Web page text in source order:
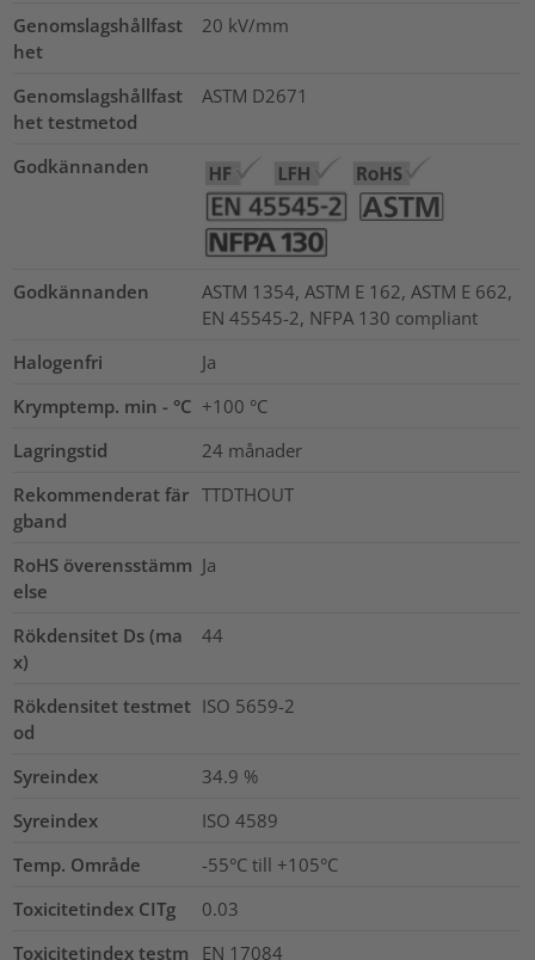
Genomslagshållfast
het
20 kV/mm
Genomslagshållfast
het testmetod
ASTM D2671
Godkännanden
Godkännanden
ASTM 1354, ASTM E 162, ASTM E 662,
EN 45545-2, NFPA 130 compliant
Halogenfri
Ja
Krymptemp. min - °C +100 °C
Lagringstid
24 månader
Rekommenderat fär
gband
TTDTHOUT
RoHS överensstämm
else
Ja
Rökdensitet Ds (ma
x)
44
Rökdensitet testmet
od
ISO 5659-2
Syreindex 34.9 %
Syreindex
ISO 4589
Temp. Område
-55°C till +105°C
Toxicitetindex CITg
0.03
Toxicitetindex testm
EN 17084